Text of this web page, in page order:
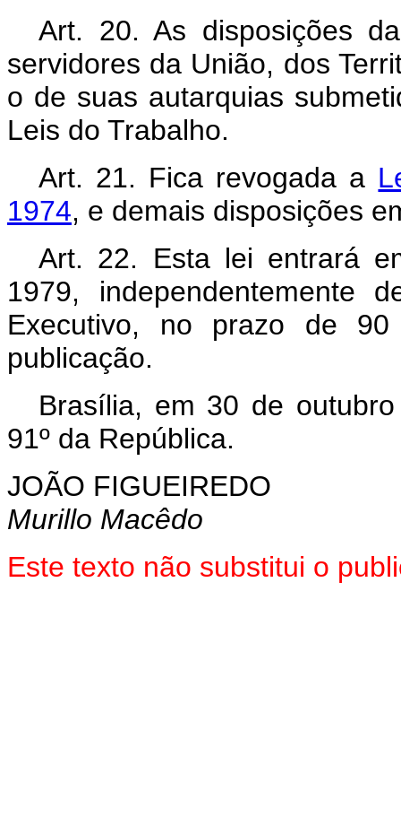
Art. 20. As disposições
servidores da União, dos
o de suas autarquias
Leis do Trabalho.
Art. 21. Fica revogada a
1974, e demais disposições
Art. 22. Esta lei entrará
1979, independentemente
Executivo, no prazo de
publicação.
Brasília, em 30 de
91º da República.
JOÃO FIGUEIREDO
Murillo Macêdo
Este texto não substitui o